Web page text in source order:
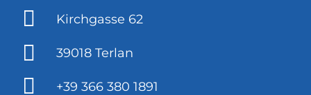
Kirchgasse 62
39018 Terlan
+39 366 380 1891